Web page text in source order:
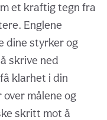
et kraftig tegn fra
Englene
dine styrker og
skrive ned
klarhet i din
målene og
skritt mot å